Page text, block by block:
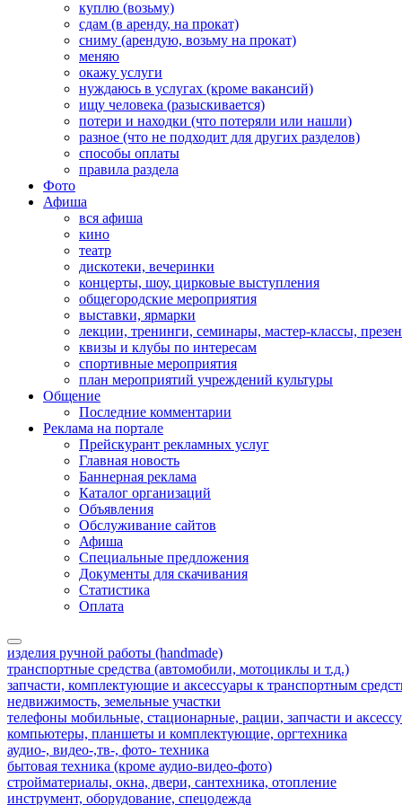
куплю (возьму)
сдам (в аренду, на прокат)
сниму (арендую, возьму на прокат)
меняю
окажу услуги
нуждаюсь в услугах (кроме вакансий)
ищу человека (разыскивается)
потери и находки (что потеряли или нашли)
разное (что не подходит для других разделов)
способы оплаты
правила раздела
Фото
Афиша
вся афиша
кино
театр
дискотеки, вечеринки
концерты, шоу, цирковые выступления
общегородские мероприятия
выставки, ярмарки
лекции, тренинги, семинары, мастер-классы,
квизы и клубы по интересам
спортивные мероприятия
план мероприятий учреждений культуры
Общение
Последние комментарии
Реклама на портале
Прейскурант рекламных услуг
Главная новость
Баннерная реклама
Каталог организаций
Объявления
Обслуживание сайтов
Афиша
Специальные предложения
Документы для скачивания
Статистика
Оплата
изделия ручной работы (handmade)
транспортные средства (автомобили, мотоциклы и т.д.)
запчасти, комплектующие и аксессуары к транспортным
недвижимость, земельные участки
телефоны мобильные, стационарные, рации, запчасти и
компьютеры, планшеты и комплектующие, оргтехника
аудио-, видео-,тв-, фото- техника
бытовая техника (кроме аудио-видео-фото)
стройматериалы, окна, двери, сантехника, отопление
инструмент, оборудование, спецодежда